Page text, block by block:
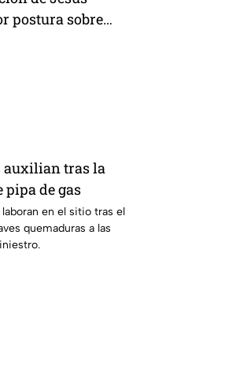
postura sobre
auxilian tras la
pipa de gas
en el sitio tras el
quemaduras a las